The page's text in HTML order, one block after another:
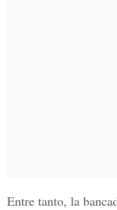
Entre tanto, la